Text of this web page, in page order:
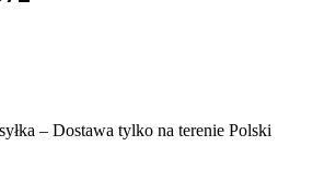
– Dostawa tylko na terenie Polski